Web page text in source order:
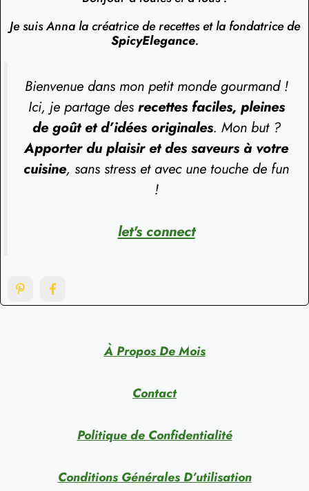
Je suis Anna la créatrice de recettes et la fondatrice de
SpicyElegance.
Bienvenue dans mon petit monde gourmand !
Ici, je partage des recettes faciles, pleines
de goût et d’idées originales. Mon but ?
Apporter du plaisir et des saveurs à votre
cuisine, sans stress et avec une touche de fun
!
let's connect
À Propos De Mois
Contact
Politique de Confidentialité
Conditions Générales D’utilisation